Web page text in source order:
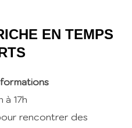
EN TEMPS
à 17h
rencontrer des